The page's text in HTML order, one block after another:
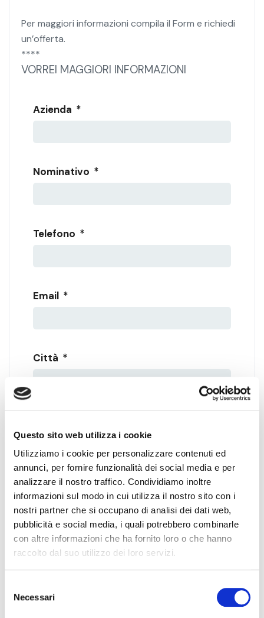
Questo sito web utilizza i cookie
Utilizziamo i cookie per personalizzare contenuti ed
annunci, per fornire funzionalità dei social media e per
analizzare il nostro traffico. Condividiamo inoltre
informazioni sul modo in cui utilizza il nostro sito con i
nostri partner che si occupano di analisi dei dati web,
pubblicità e social media, i quali potrebbero combinarle
con altre informazioni che ha fornito loro o che hanno
raccolto dal suo utilizzo dei loro servizi.
delNecessari
Per maggiori informazioni compila il Form e richiedi
un’offerta.
****
VORREI MAGGIORI INFORMAZIONI
Azienda *
Nominativo *
Telefono *
Email *
Città *
Accettazione Privacy *
Letta e accettata laPrivacy Policy